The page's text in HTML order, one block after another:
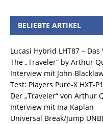
BELIEBTE ARTIKEL
Lucasi Hybrid LHT87 –
The „Traveler“ by Arthur
Interview mit John
Test: Players Pure-X HXT-
Der „Traveler“ von Arthur
Interview mit Ina Kaplan
Universal Break/Jump